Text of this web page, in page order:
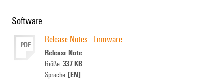
Software
PDF Release-Notes - Firmware
Release Note
Größe 337 KB
Sprache [EN]